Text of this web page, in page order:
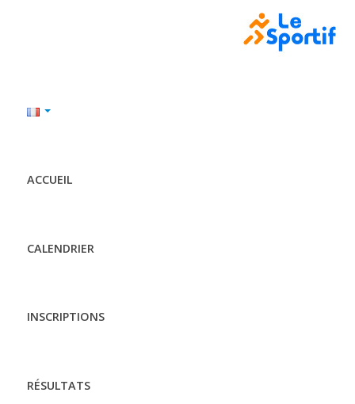
ACCUEIL
CALENDRIER
INSCRIPTIONS
RÉSULTATS